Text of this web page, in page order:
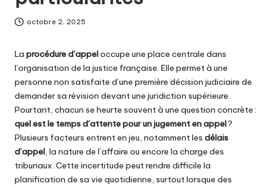
octobre 2, 2025
La procédure d’appeloccupe une place centrale dans
l’organisation de la justice française. Elle permet à une
personne non satisfaite d’une première décision judiciaire de
demander sa révision devant une juridiction supérieure.
Pourtant, chacun se heurte souvent à une question concrète :
quel est le temps d’attente pour un jugement en appel?
Plusieurs facteurs entrent en jeu, notamment les délais
d’appel, la nature de l’affaire ou encore la charge des
tribunaux. Cette incertitude peut rendre difficile la
planification de sa vie quotidienne, surtout lorsque des